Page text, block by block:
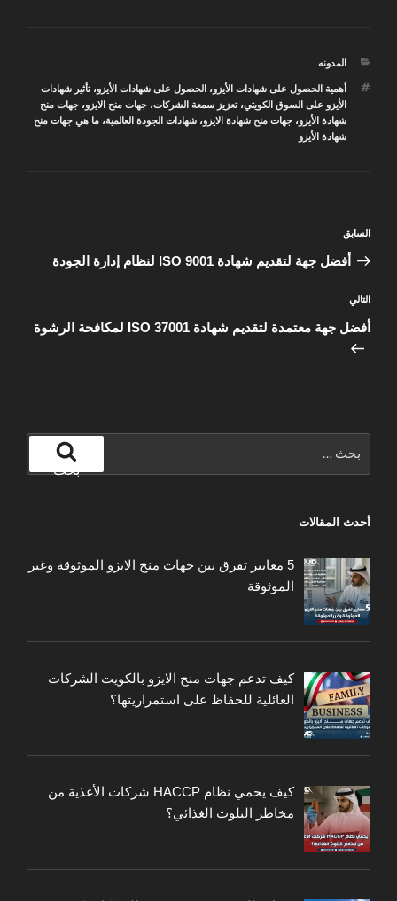
التصنيفات
المدونه
الوسوم
أهمية الحصول على شهادات الأيزو، الحصول على شهادات الأيزو،تأثير شهادات
الأيزو على السوق الكويتي،تعزيز سمعة الشركات،جهات منح الايزو،جهات منح
شهادة الأيزو،جهات منح شهادة الايزو،شهادات الجودة العالمية،ما هي جهات منح
شهادة الأيزو
المقالات
المقالة
السابقة
السابق
أفضل جهة لتقديم شهادة ISO 9001 لنظام إدارة الجودة
المقالة
التالية
التالي
أفضل جهة معتمدة لتقديم شهادة ISO 37001 لمكافحة الرشوة
عن:
بحث
أحدث المقالات
5 معايير تفرق بين جهات منح الايزو الموثوقة وغير
الموثوقة
كيف تدعم جهات منح الايزو بالكويت الشركات
العائلية للحفاظ على استمراريتها؟
كيف يحمي نظام HACCP شركات الأغذية من
مخاطر التلوث الغذائي؟